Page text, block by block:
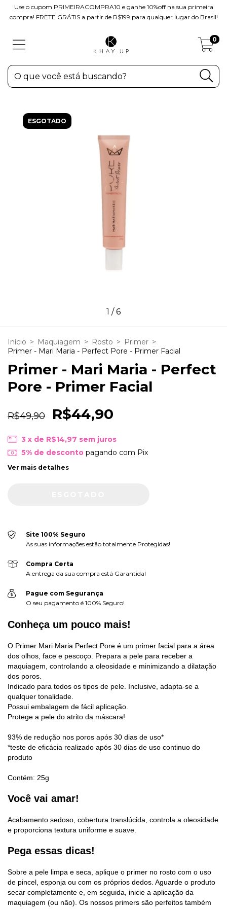
Use o cupom PRIMEIRACOMPRA10 e ganhe 10%off na sua primeira
compra! FRETE GRÁTIS a partir de R$199 para qualquer lugar do Brasil!
0
ESGOTADO
1 /6
Início > Maquiagem > Rosto > Primer >
Primer - Mari Maria - Perfect Pore - Primer Facial
Primer - Mari Maria - Perfect
Pore - Primer Facial
R$49,90 R$44,90
3 x de R$14,97 sem juros
5% de descontopagando com Pix
Ver mais detalhes
Site 100% Seguro
As suas informações estão totalmente Protegidas!
Compra Certa
A entrega da sua compra está Garantida!
Pague com Segurança
O seu pagamento é 100% Seguro!
Conheça um pouco mais!
O Primer Mari Maria Perfect Pore é um primer facial para a área
dos olhos, face e pescoço. Prepara a pele para receber a
maquiagem, controlando a oleosidade e minimizando a dilatação
dos poros.
Indicado para todos os tipos de pele. Inclusive, adapta-se a
qualquer tonalidade.
Possui embalagem de fácil aplicação.
Protege a pele do atrito da máscara!
93% de redução nos poros após 30 dias de uso*
*teste de eficácia realizado após 30 dias de uso continuo do
produto
Contém: 25g
Você vai amar!
Acabamento sedoso, cobertura translúcida, controla a oleosidade
e proporciona textura uniforme e suave.
Pega essas dicas!
Sobre a pele limpa e seca, aplique o primer no rosto com o uso
de pincel, esponja ou com os próprios dedos. Aguarde o produto
secar completamente e, em seguida, inicie a aplicação da
maquiagem (ou não). Os nossos primers são perfeitos também